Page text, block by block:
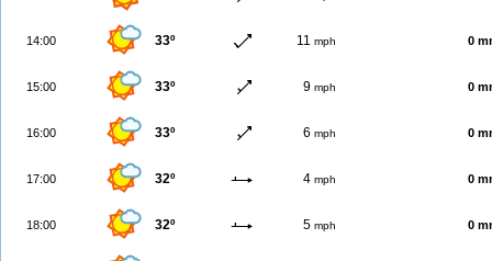
14:00 33º 11 mph 0
15:00 33º 9 mph 0
16:00 33º 6 mph 0
17:00 32º 4 mph 0
18:00 32º 5 mph 0